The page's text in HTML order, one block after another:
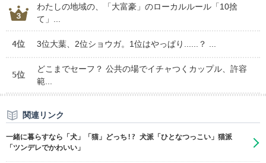
わたしの地域の、「大富豪」のローカルルール「10捨
て」...
4位 3位大葉、2位ショウガ。1位はやっぱり......？ ...
5位
どこまでセーフ？ 公共の場でイチャつくカップル、許容
範...
関連リンク
一緒に暮らすなら「犬」「猫」どっち!? 犬派「ひとなつっこい」猫派
「ツンデレでかわいい」